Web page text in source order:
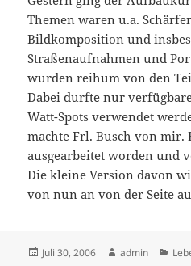
Themen waren u.a.
Bildkomposition und
Straßenaufnahmen und
wurden reihum von den
Dabei durfte nur
Watt-Spots verwendet
machte Frl. Busch von mir.
ausgearbeitet worden und
Die kleine Version davon
von nun an von der Seite
Veröffentlicht
Juli 30, 2006 Autor
admin